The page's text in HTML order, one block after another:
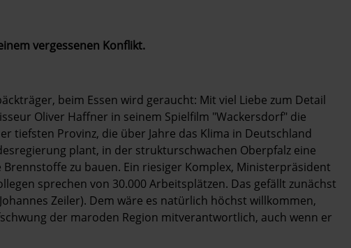
vergessenen Konflikt.
beim Essen wird geraucht: Mit viel Liebe zum Detail
Oliver Haffner in seinem Spielfilm "Wackersdorf" die
tiefsten Provinz, die über Jahre das Klima in Deutschland
plant, in der strukturschwachen Oberpfalz eine
zu bauen. Ein riesiger Komplex, Ministerpräsident
sprechen von 30.000 Arbeitsplätzen. Das gefällt zunächst
Zeiler). Dem wäre es natürlich höchst willkommen,
der maroden Region mitverantwortlich, auch wenn er